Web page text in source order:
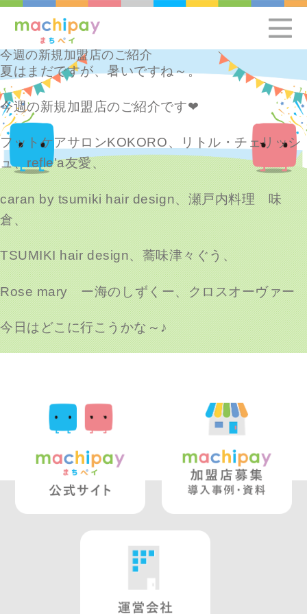
今週の新規加盟店のご紹介
夏はまだですが、暑いですね～。
今週の新規加盟店のご紹介です❤
フットケアサロンKOKORO、リトル・チェリッシ
ュ、refle’a友愛、
caran by tsumiki hair design、瀬戸内料理 味
倉、
TSUMIKI hair design、蕎味津々ぐう、
Rose mary ー海のしずくー、クロスオーヴァー
今日はどこに行こうかな～♪